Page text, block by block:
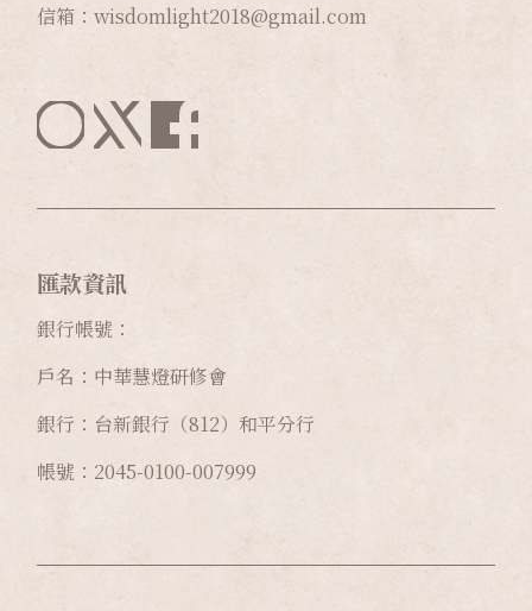
信箱：wisdomlight2018@gmail.com
匯款資訊
銀行帳號：
戶名：中華慧燈研修會
銀行：台新銀行（812）和平分行
帳號：2045-0100-007999